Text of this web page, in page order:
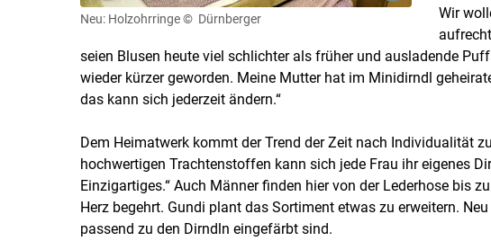
Neu: Holzohrringe © Dürnberger
Wir
seien Blusen heute viel schlichter als früher und ausladende
wieder kürzer geworden. Meine Mutter hat im Minidirndl
das kann sich jederzeit ändern.“
Dem Heimatwerk kommt der Trend der Zeit nach Individualität
hochwertigen Trachtenstoffen kann sich jede Frau ihr eigenes
Einzigartiges.“ Auch Männer finden hier von der Lederhose bis
Herz begehrt. Gundi plant das Sortiment etwas zu erweitern.
passend zu den Dirndln eingefärbt sind.